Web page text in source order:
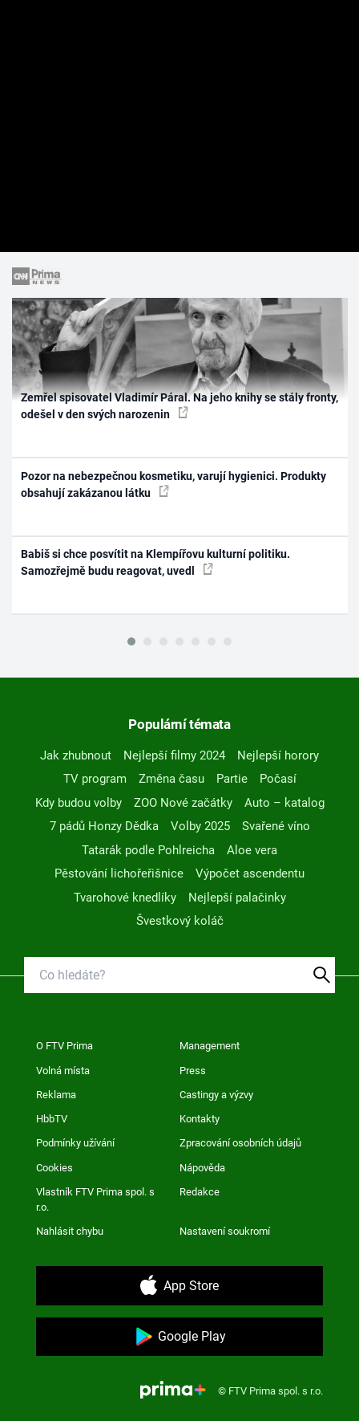
Zemřel spisovatel Vladimír Páral. Na jeho knihy se stály fronty,
odešel v den svých narozenin
Pozor na nebezpečnou kosmetiku, varují hygienici. Produkty
obsahují zakázanou látku
Babiš si chce posvítit na Klempířovu kulturní politiku.
Samozřejmě budu reagovat, uvedl
Populární témata
Jak zhubnout Nejlepší filmy 2024
Nejlepší horory
TV program
Změna času Partie
Počasí
Kdy budou volby
ZOO Nové začátky
Auto – katalog
7 pádů Honzy Dědka
Volby 2025
Svařené víno
Tatarák podle Pohlreicha
Aloe vera
Pěstování lichořeřišnice
Výpočet ascendentu
Tvarohové knedlíky
Nejlepší palačinky
Švestkový koláč
O FTV Prima Management
Volná místa Press
Reklama Castingy a výzvy
HbbTV Kontakty
Podmínky užívání Zpracování osobních údajů
Cookies Nápověda
Vlastník FTV Prima spol. s
r.o.
Redakce
Nahlásit chybu Nastavení soukromí
App Store
Google Play
© FTV Prima spol. s r.o.